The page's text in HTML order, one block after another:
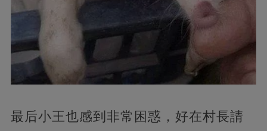
最后小王也感到非常困惑，好在村長請